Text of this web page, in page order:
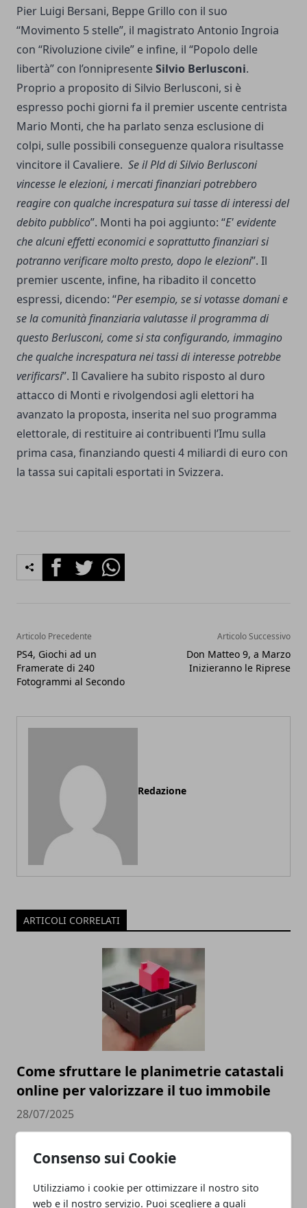
Consenso sui Cookie
Utilizziamo i cookie per ottimizzare il nostro sito
web e il nostro servizio. Puoi scegliere a quali
Pier Luigi Bersani, Beppe Grillo con il suo
“Movimento 5 stelle”, il magistrato Antonio Ingroia
con “Rivoluzione civile” e infine, il “Popolo delle
libertà” con l’onnipresenteSilvio Berlusconi.
Proprio a proposito di Silvio Berlusconi, si è
espresso pochi giorni fa il premier uscente centrista
Mario Monti, che ha parlato senza esclusione di
colpi, sulle possibili conseguenze qualora risultasse
vincitore il Cavaliere. Se il Pld di Silvio Berlusconi
vincesse le elezioni, i mercati finanziari potrebbero
reagire con qualche increspatura sui tasse di interessi del
debito pubblico”. Monti ha poi aggiunto: “E' evidente
che alcuni effetti economici e soprattutto finanziari si
potranno verificare molto presto, dopo le elezioni”. Il
premier uscente, infine, ha ribadito il concetto
espressi, dicendo: “Per esempio, se si votasse domani e
se la comunità finanziaria valutasse il programma di
questo Berlusconi, come si sta configurando, immagino
che qualche increspatura nei tassi di interesse potrebbe
verificarsi”. Il Cavaliere ha subito risposto al duro
attacco di Monti e rivolgendosi agli elettori ha
avanzato la proposta, inserita nel suo programma
elettorale, di restituire ai contribuenti l’Imu sulla
prima casa, finanziando questi 4 miliardi di euro con
la tassa sui capitali esportati in Svizzera.
FacebookTwitterWhatsapp
Articolo Precedente
PS4, Giochi ad un
Framerate di 240
Fotogrammi al Secondo
Articolo Successivo
Don Matteo 9, a Marzo
Inizieranno le Riprese
Redazione
ARTICOLI CORRELATI
Come sfruttare le planimetrie catastali
online per valorizzare il tuo immobile
28/07/2025